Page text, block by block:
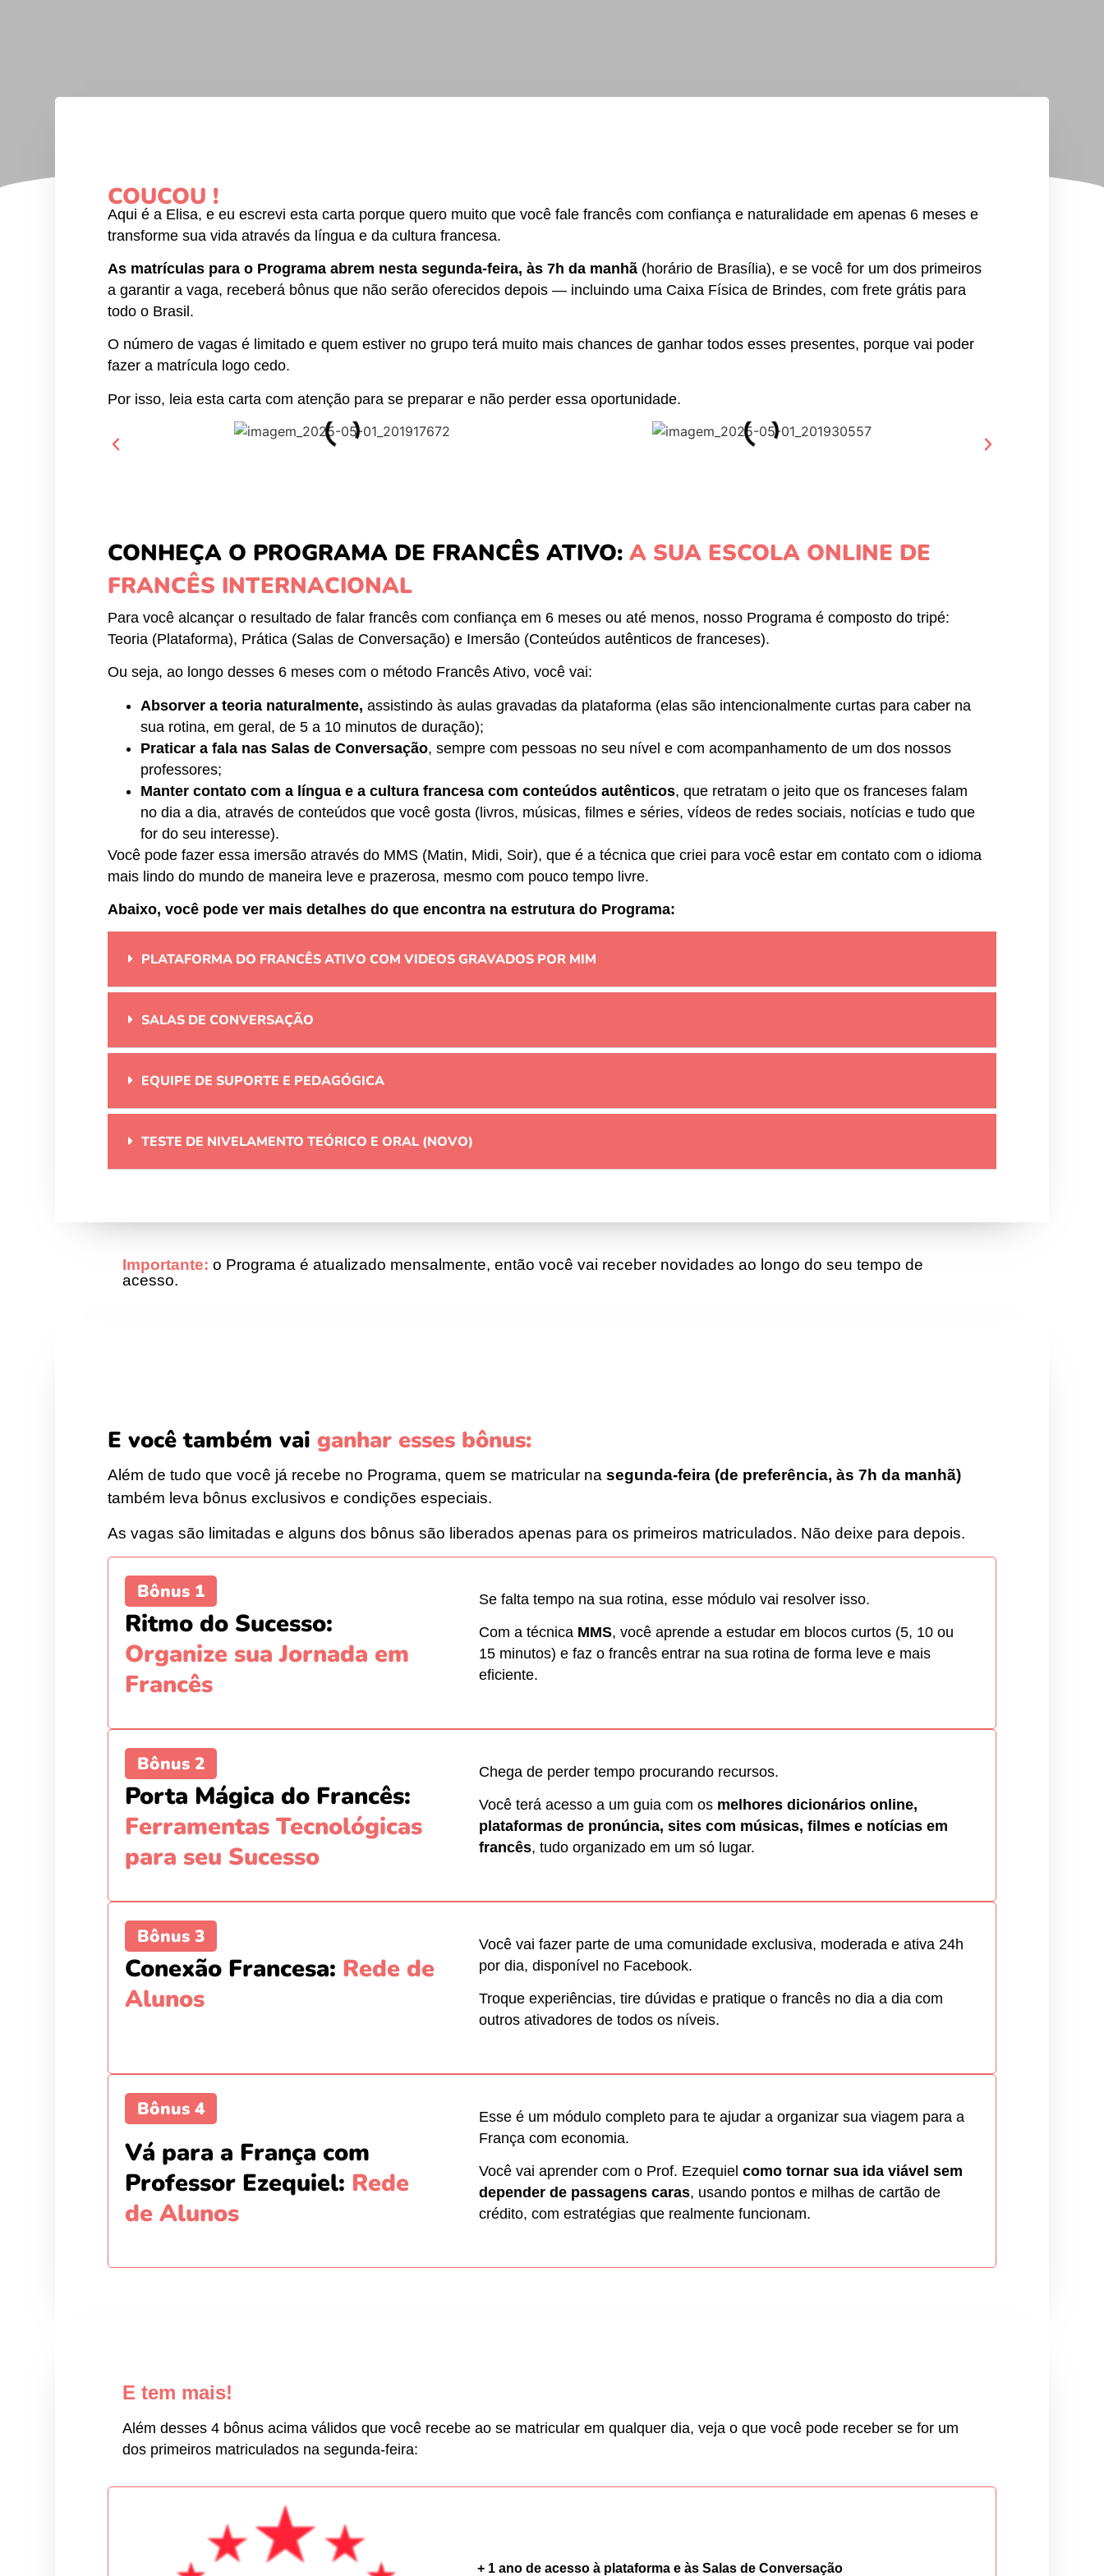
COUCOU !
Aqui é a Elisa, e eu escrevi esta carta porque quero muito que você fale francês com confiança e naturalidade em apenas 6 meses e
transforme sua vida através da língua e da cultura francesa.
As matrículas para o Programa abrem nesta segunda-feira, às 7h da manhã (horário de Brasília), e se você for um dos primeiros
a garantir a vaga, receberá bônus que não serão oferecidos depois — incluindo uma Caixa Física de Brindes, com frete grátis para
todo o Brasil.
O número de vagas é limitado e quem estiver no grupo terá muito mais chances de ganhar todos esses presentes, porque vai poder
fazer a matrícula logo cedo.
Por isso, leia esta carta com atenção para se preparar e não perder essa oportunidade.
CONHEÇA O PROGRAMA DE FRANCÊS ATIVO:A SUA ESCOLA ONLINE DE
FRANCÊS INTERNACIONAL
Para você alcançar o resultado de falar francês com confiança em 6 meses ou até menos, nosso Programa é composto do tripé:
Teoria (Plataforma), Prática (Salas de Conversação) e Imersão (Conteúdos autênticos de franceses).
Ou seja, ao longo desses 6 meses com o método Francês Ativo, você vai:
Absorver a teoria naturalmente, assistindo às aulas gravadas da plataforma (elas são intencionalmente curtas para caber na
sua rotina, em geral, de 5 a 10 minutos de duração);
Praticar a fala nas Salas de Conversação, sempre com pessoas no seu nível e com acompanhamento de um dos nossos
professores;
Manter contato com a língua e a cultura francesa com conteúdos autênticos, que retratam o jeito que os franceses falam
no dia a dia, através de conteúdos que você gosta (livros, músicas, filmes e séries, vídeos de redes sociais, notícias e tudo que
for do seu interesse).
Você pode fazer essa imersão através do MMS (Matin, Midi, Soir), que é a técnica que criei para você estar em contato com o idioma
mais lindo do mundo de maneira leve e prazerosa, mesmo com pouco tempo livre.
Abaixo, você pode ver mais detalhes do que encontra na estrutura do Programa:
PLATAFORMA DO FRANCÊS ATIVO COM VIDEOS GRAVADOS POR MIM
SALAS DE CONVERSAÇÃO
EQUIPE DE SUPORTE E PEDAGÓGICA
TESTE DE NIVELAMENTO TEÓRICO E ORAL (NOVO)
Importante: o Programa é atualizado mensalmente, então você vai receber novidades ao longo do seu tempo de
acesso.
E você também vaiganhar esses bônus:
Além de tudo que você já recebe no Programa, quem se matricular nasegunda-feira (de preferência, às 7h da manhã)
também leva bônus exclusivos e condições especiais.
As vagas são limitadas e alguns dos bônus são liberados apenas para os primeiros matriculados. Não deixe para depois.
Bônus 1
Ritmo do Sucesso:
Organize sua Jornada em
Francês
Se falta tempo na sua rotina, esse módulo vai resolver isso.
Com a técnica MMS, você aprende a estudar em blocos curtos (5, 10 ou
15 minutos) e faz o francês entrar na sua rotina de forma leve e mais
eficiente.
Bônus 2
Porta Mágica do Francês:
Ferramentas Tecnológicas
para seu Sucesso
Chega de perder tempo procurando recursos.
Você terá acesso a um guia com os melhores dicionários online,
plataformas de pronúncia, sites com músicas, filmes e notícias em
francês, tudo organizado em um só lugar.
Bônus 3
Conexão Francesa: Rede de
Alunos
Você vai fazer parte de uma comunidade exclusiva, moderada e ativa 24h
por dia, disponível no Facebook.
Troque experiências, tire dúvidas e pratique o francês no dia a dia com
outros ativadores de todos os níveis.
Bônus 4
Vá para a França com
Professor Ezequiel: Rede
de Alunos
Esse é um módulo completo para te ajudar a organizar sua viagem para a
França com economia.
Você vai aprender com o Prof. Ezequielcomo tornar sua ida viável sem
depender de passagens caras, usando pontos e milhas de cartão de
crédito, com estratégias que realmente funcionam.
E tem mais!
Além desses 4 bônus acima válidos que você recebe ao se matricular em qualquer dia, veja o que você pode receber se for um
dos primeiros matriculados na segunda-feira:
+ 1 ano de acesso à plataforma e às Salas de Conversação